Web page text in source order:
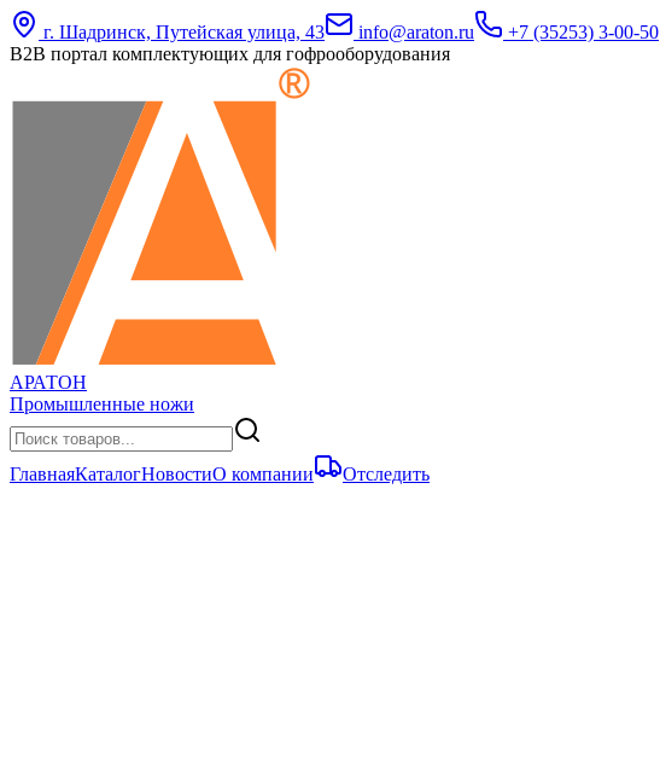
г. Шадринск, Путейская улица, 43 info@araton.ru
+7 (35253) 3-00-50
B2B портал комплектующих для гофрооборудования
АРАТОН
Промышленные ножи
ГлавнаяКаталогНовостиО компании Отследить